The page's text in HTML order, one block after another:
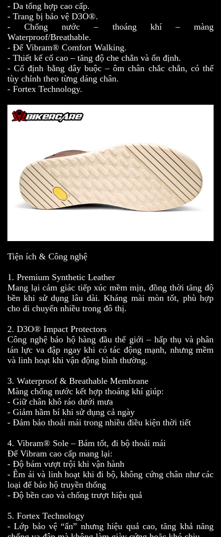
- Da tổng hợp cao cấp.
- Trang bị bảo vệ D3O®.
- Chống nước – thoáng khí – màng
Waterproof/Breathable.
- Đế Vibram® Comfort Walking.
- Thiết kế cổ cao – tăng độ che chắn và ổn định.
- Cố định bằng dây buộc – ôm chân chắc chắn, có thể
tùy chỉnh theo từng dáng chân.
- Fortex Technology.
Tiện ích & Công nghệ
1. Premium Synthetic Leather
Mang lại cảm giác tiếp xúc mềm mịn, đồng thời tăng độ
bền khi sử dụng lâu dài. Kháng mài mòn tốt, phù hợp
cho di chuyển nhiều trong đô thị.
2. D3O® Impact Protectors
Công nghệ bảo hộ hàng đầu thế giới – hấp thụ và phân
tán lực va đập ngay khi có tác động mạnh, nhưng mềm
và linh hoạt khi vận động bình thường.
3. Waterproof & Breathable Membrane
Màng chống nước kết hợp thoáng khí giúp:
- Giữ chân khô ráo dưới mưa
- Giảm hầm bí khi sử dụng cả ngày
- Đảm bảo thoải mái trong nhiều điều kiện thời tiết
4. Vibram® Sole – Bám tốt, đi bộ thoải mái
Đế Vibram cao cấp mang lại:
- Độ bám vượt trội khi vận hành
- Êm ái và linh hoạt khi đi bộ, không cứng chân như các
loại đế bảo hộ truyền thống
- Độ bền cao và chống trượt hiệu quả
5. Fortex Technology
- Lớp bảo vệ “ẩn” nhưng hiệu quả cao, tăng khả năng